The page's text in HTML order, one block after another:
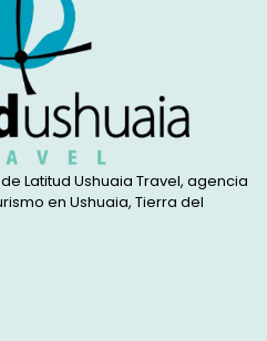
Latitud Ushuaia Travel, agencia
en Ushuaia, Tierra del